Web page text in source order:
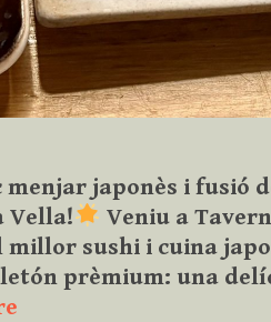
menjar japonès i fusió
Vella!
Veniu a
sushi i cuina
prèmium: una